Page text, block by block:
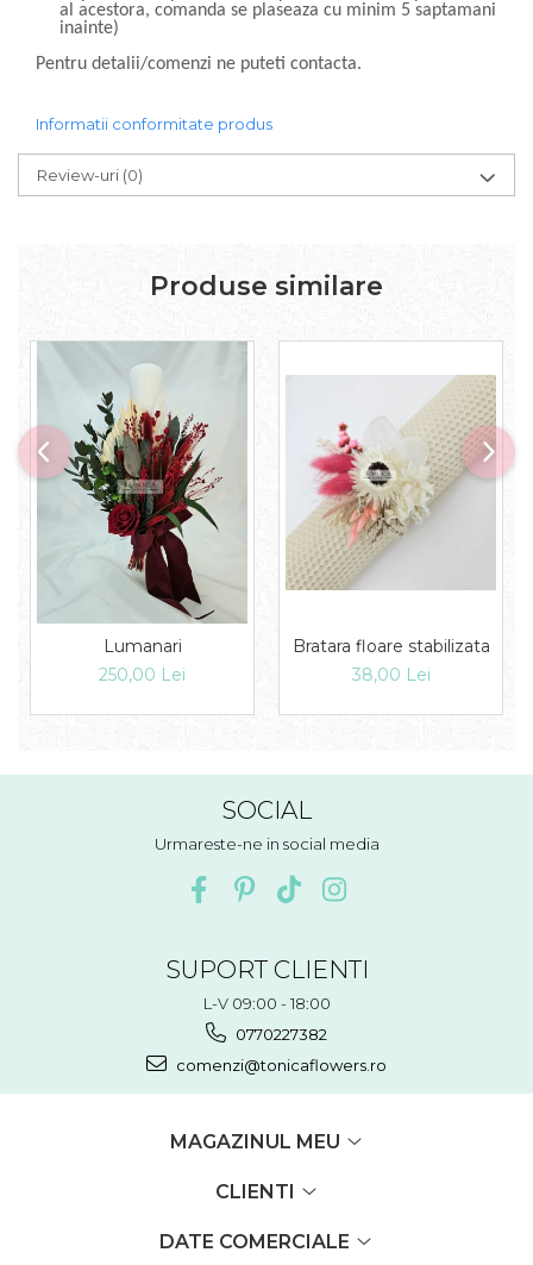
al acestora, comanda se plaseaza cu minim 5 saptamani
inainte)
Pentru detalii/comenzi ne puteti contacta.
Informatii conformitate produs
Review-uri (0)
Produse similare
Lumanari
250,00 Lei
Bratara floare stabilizata
38,00 Lei
SOCIAL
Urmareste-ne in social media
SUPORT CLIENTI
L-V 09:00 - 18:00
0770227382
comenzi@tonicaflowers.ro
MAGAZINUL MEU
CLIENTI
DATE COMERCIALE